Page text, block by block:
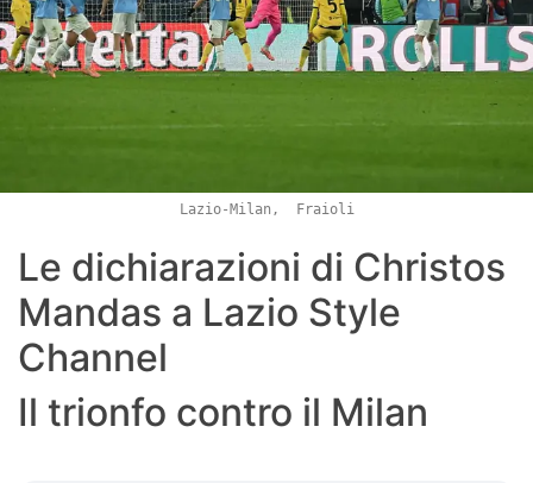
Lazio-Milan, Fraioli
Le dichiarazioni di Christos
Mandas a Lazio Style
Channel
Il trionfo contro il Milan